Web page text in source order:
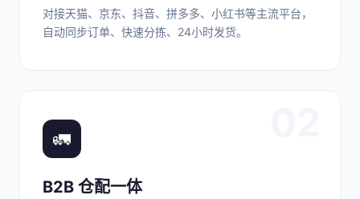
对接天猫、京东、抖音、拼多多、小红书等主流平台，
自动同步订单、快速分拣、24小时发货。
🚛
B2B 仓配一体